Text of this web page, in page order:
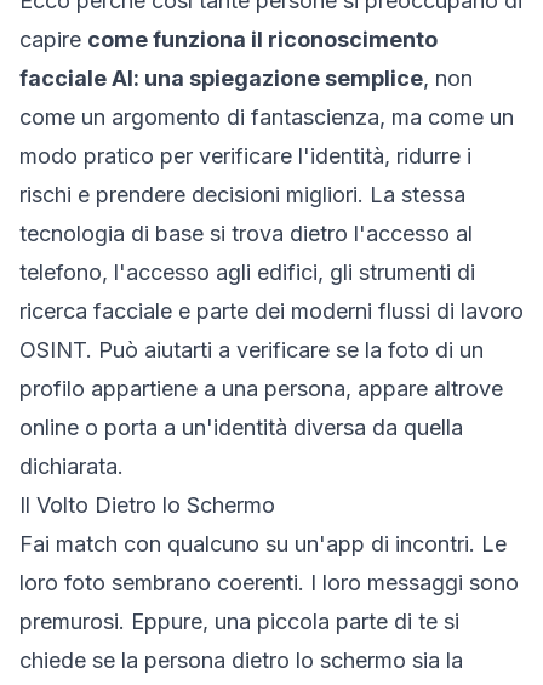
capire come funziona il riconoscimento
facciale AI: una spiegazione semplice, non
come un argomento di fantascienza, ma come un
modo pratico per verificare l'identità, ridurre i
rischi e prendere decisioni migliori. La stessa
tecnologia di base si trova dietro l'accesso al
telefono, l'accesso agli edifici, gli strumenti di
ricerca facciale e parte dei moderni flussi di lavoro
OSINT. Può aiutarti a verificare se la foto di un
profilo appartiene a una persona, appare altrove
online o porta a un'identità diversa da quella
dichiarata.
Il Volto Dietro lo Schermo
Fai match con qualcuno su un'app di incontri. Le
loro foto sembrano coerenti. I loro messaggi sono
premurosi. Eppure, una piccola parte di te si
chiede se la persona dietro lo schermo sia la